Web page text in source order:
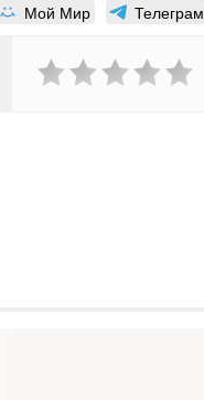
Мой Мир Телеграм